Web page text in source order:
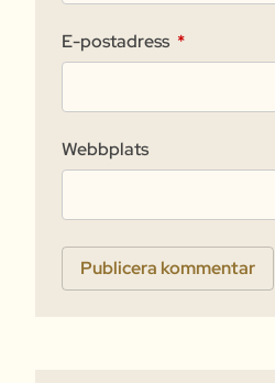
E-postadress *
Webbplats